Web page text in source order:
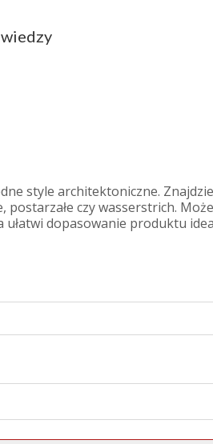
style architektoniczne.
czy wasserstrich.
dopasowanie produktu